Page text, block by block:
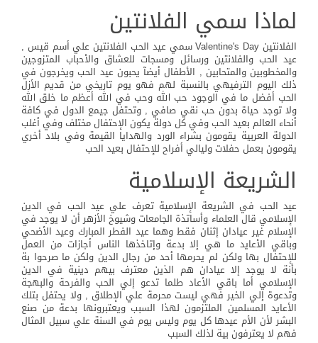
لماذا سمي الفلانتين
الفلانتين Valentine's Day سمي عيد الحب الفلانتين علي أسم قيس ,
عيد الحب والفلانتين ورسائل ومسجات للعشاق والأحباب المتزوجين
والمخطوبين والمتحابين , الأطفال أيضآ يحبون عيد الحب ويخرجون في
ذلك اليوم الترفيهي بالنسبة لهم فهو يوم تاريخي من قديم الأزل
الحب أفضل ما في الوجود حب الله وحب في الله أعظم ما خلق الله
ولا توجد حياة بدون حب نقي صافي , وتحتفل جيمع الدول في كافة
أنحاء العالم بعيد الحب وفي كل دولة يكون الإحتفال مختلف وفي أغلب
الدولة العربية يقومون بشراء الورد والهدايا القيمة وفي بلاد أخري
يقومون بعمل حفلات وليالي أفراح للإحتفال بعيد الحب
الشريعة الإسلامية
عيد الحب في الشريعة الإسلامية تعرف علي عيد الحب في الدين
الإسلامي قال العلماء وأساتذة الجامعات وشيوخ الأزهر أن لا يوجد في
الإسلام غير عيادان إثنان فقط وهما عيد الفطر المبارك وعيد الأضحي
وباقي الأعايد ما هي إلا بدعة وإتاخذها الناس أجازات من العمل
للإحتفال بها ولكن لم يحرمها أحد من رجال الدين ولكن ما صرحوا بة
بأنة لا يوجد إلا عيادان هم الذين معترف بيهم دينية في الدين
الإسلامي أما باقي الأعاد طلما تدعو إلي الحب والفرحة والبهجة
وتدعوة إلي الخير فهي ليست محرمة علي الإطلاق , ولا يحتفل بتلك
الأعايد المسلمين الملتزمون لهذا السبب ويعتبرونها بدعة من صنع
البشر لأن الأم عيدها كل يوم وليس يوم في السنة علي سبيل المثال
فهم لا يعترفون بية لذلك السبب